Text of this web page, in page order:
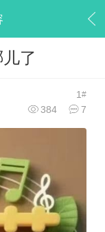
了
1#
384
7